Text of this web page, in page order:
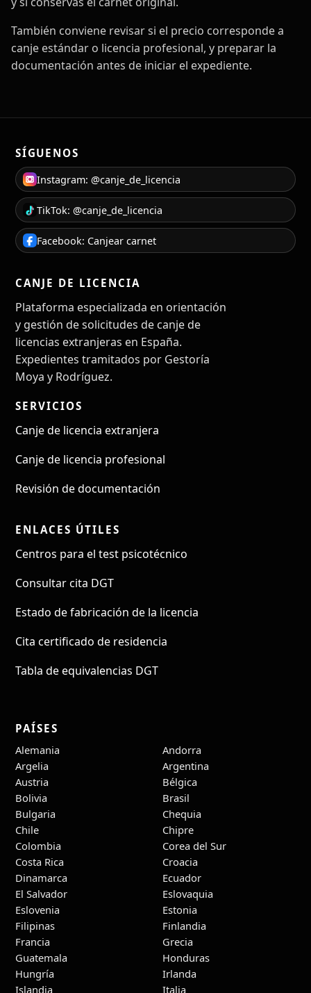
También conviene revisar si el precio corresponde a
canje estándar o licencia profesional, y preparar la
documentación antes de iniciar el expediente.
SÍGUENOS
Instagram: @canje_de_licencia
TikTok: @canje_de_licencia
Facebook: Canjear carnet
CANJE DE LICENCIA
Plataforma especializada en orientación
y gestión de solicitudes de canje de
licencias extranjeras en España.
Expedientes tramitados por Gestoría
Moya y Rodríguez.
SERVICIOS
Canje de licencia extranjera
Canje de licencia profesional
Revisión de documentación
ENLACES ÚTILES
Centros para el test psicotécnico
Consultar cita DGT
Estado de fabricación de la licencia
Cita certificado de residencia
Tabla de equivalencias DGT
PAÍSES
Alemania
Andorra
Argelia
Argentina
Austria
Bélgica
Bolivia
Brasil
Bulgaria
Chequia
Chile
Chipre
Colombia
Corea del Sur
Costa Rica
Croacia
Dinamarca
Ecuador
El Salvador
Eslovaquia
Eslovenia
Estonia
Filipinas
Finlandia
Francia
Grecia
Guatemala
Honduras
Hungría
Irlanda
Islandia
Italia